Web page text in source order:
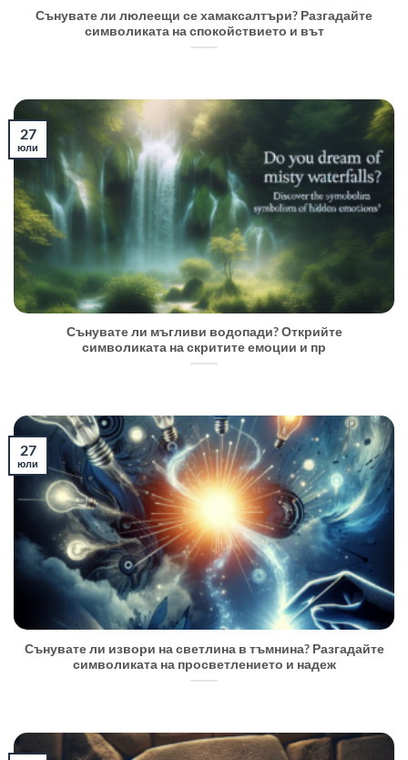
Сънувате ли люлеещи се хамаксалтъри? Разгадайте
символиката на спокойствието и вът
Сънувате ли мъгливи водопади? Открийте
символиката на скритите емоции и пр
27
юли
Сънувате ли извори на светлина в тъмнина? Разгадайте
символиката на просветлението и надеж
27
юли